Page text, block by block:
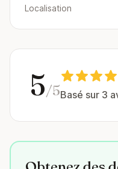
Localisation
5/5Basé sur 3